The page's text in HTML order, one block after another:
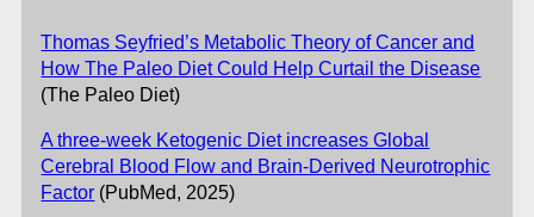
Thomas Seyfried’s Metabolic Theory of Cancer and
How The Paleo Diet Could Help Curtail the Disease
(The Paleo Diet)
A three-week Ketogenic Diet increases Global
Cerebral Blood Flow and Brain-Derived Neurotrophic
Factor (PubMed, 2025)